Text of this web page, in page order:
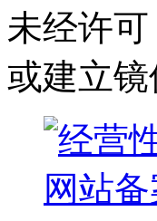
未经许
或建立镜